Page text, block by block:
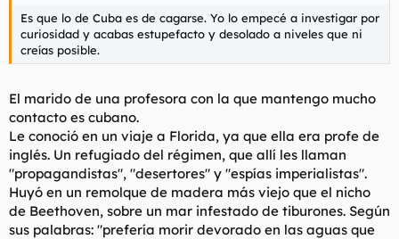
Es que lo de Cuba es de cagarse. Yo lo empecé a investigar por
curiosidad y acabas estupefacto y desolado a niveles que ni
creías posible.
El marido de una profesora con la que mantengo mucho
contacto es cubano.
Le conoció en un viaje a Florida, ya que ella era profe de
inglés. Un refugiado del régimen, que allí les llaman
"propagandistas", "desertores" y "espías imperialistas".
Huyó en un remolque de madera más viejo que el nicho
de Beethoven, sobre un mar infestado de tiburones. Según
sus palabras: "prefería morir devorado en las aguas que